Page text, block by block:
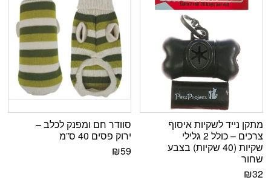
מתקן נייד לשקיות איסוף
צרכים – כולל 2 גלילי
שקיות (40 שקיות) בצבע
שחור
₪32
סוודר חם ומפנק לכלב –
ירוק פסים 40 ס”מ
₪59